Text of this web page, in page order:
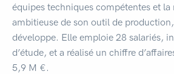
équipes techniques compétentes et
ambitieuse de son outil de
développe. Elle emploie 28 salariés,
d’étude, et a réalisé un chiffre
5,9 M €.